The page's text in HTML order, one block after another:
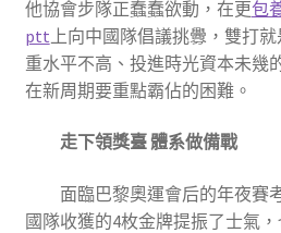
他協會步隊正蠢蠢欲動，在更包
ptt 上向中國隊倡議挑釁，雙打
重水平不高、投進時光資本未幾
在新周期要重點霸佔的困難。
走下領獎臺 體系做備戰
面臨巴黎奧運會后的年夜賽
國隊收獲的4枚金牌提振了士氣